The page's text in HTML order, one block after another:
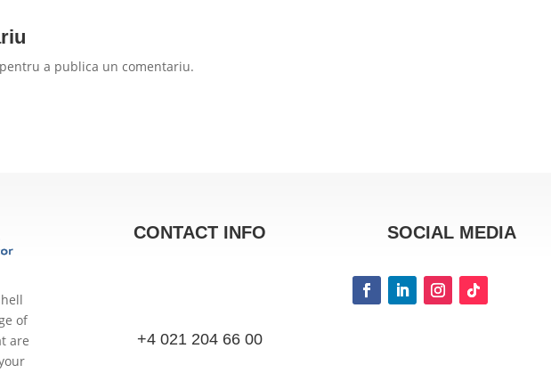
pentru a publica un comentariu.
of
are
CONTACT INFO
+4 021 204 66 00
SOCIAL MEDIA